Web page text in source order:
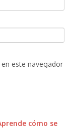
este navegador
cómo se